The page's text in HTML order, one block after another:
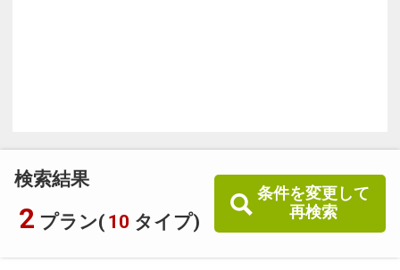
検索結果
2 プラン( 10 タイプ)
条件を変更して
再検索